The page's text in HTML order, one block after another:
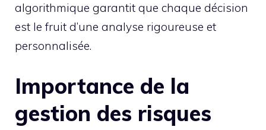
algorithmique garantit que chaque décision
est le fruit d’une analyse rigoureuse et
personnalisée.
Importance de la
gestion des risques